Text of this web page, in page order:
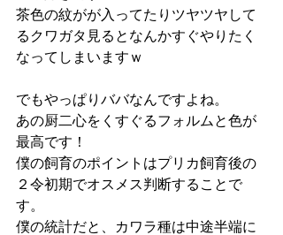
茶色の紋がが入ってたりツヤツヤして
るクワガタ見るとなんかすぐやりたく
なってしまいますｗ
でもやっぱりババなんですよね。
あの厨二心をくすぐるフォルムと色が
最高です！
僕の飼育のポイントはプリカ飼育後の
２令初期でオスメス判断することで
す。
僕の統計だと、カワラ種は中途半端に